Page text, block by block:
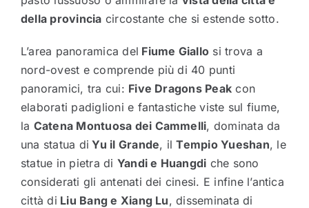
della provincia circostante che si estende sotto.
L’area panoramica del Fiume Giallo si trova a
nord-ovest e comprende più di 40 punti
panoramici, tra cui: Five Dragons Peak con
elaborati padiglioni e fantastiche viste sul fiume,
la Catena Montuosa dei Cammelli, dominata da
una statua di Yu il Grande, ilTempio Yueshan, le
statue in pietra di Yandi e Huangdi che sono
considerati gli antenati dei cinesi. E infine l’antica
città di Liu Bang e Xiang Lu, disseminata di